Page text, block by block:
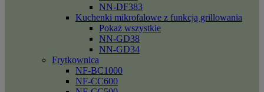
NN-DF383
Kuchenki mikrofalowe z funkcją grillowania
Pokaż wszystkie
NN-GD38
NN-GD34
Frytkownica
NF-BC1000
NF-CC600